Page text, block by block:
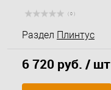
( 0 )
Раздел Плинтус
6 720 руб. / шт